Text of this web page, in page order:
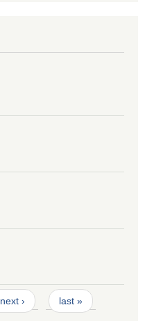
next › last »